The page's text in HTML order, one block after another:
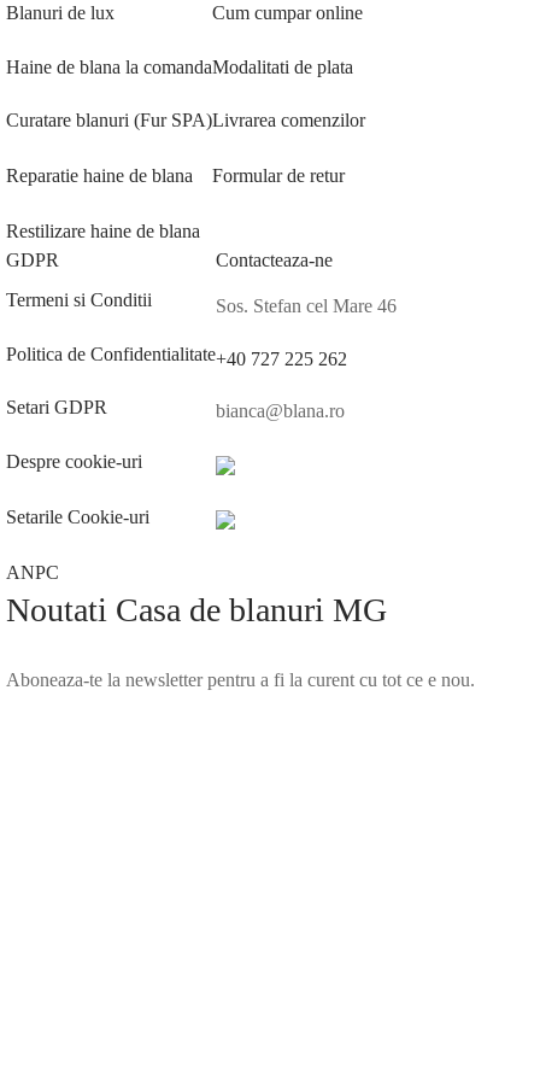
Blanuri de lux
Haine de blana la comanda
Curatare blanuri (Fur SPA)
Reparatie haine de blana
Restilizare haine de blana
Cum cumpar online
Modalitati de plata
Livrarea comenzilor
Formular de retur
GDPR
Termeni si Conditii
Politica de Confidentialitate
Setari GDPR
Despre cookie-uri
Setarile Cookie-uri
ANPC
Contacteaza-ne
Sos. Stefan cel Mare 46
+40 727 225 262
bianca@blana.ro
Noutati Casa de blanuri MG
Aboneaza-te la newsletter pentru a fi la curent cu tot ce e nou.